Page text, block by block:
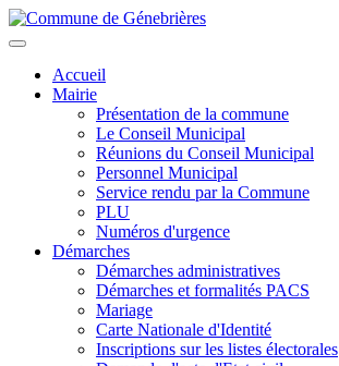
Aller
au
principal
Toggle
navigationAccueil
Mairie
Présentation de la commune
Le Conseil Municipal
Réunions du Conseil Municipal
Personnel Municipal
Service rendu par la Commune
PLU
Numéros d'urgence
Démarches
Démarches administratives
Démarches et formalités PACS
Mariage
Carte Nationale d'Identité
Inscriptions sur les listes électorales